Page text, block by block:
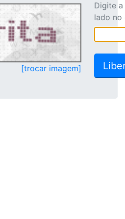
[trocar imagem]
Digite
lado no